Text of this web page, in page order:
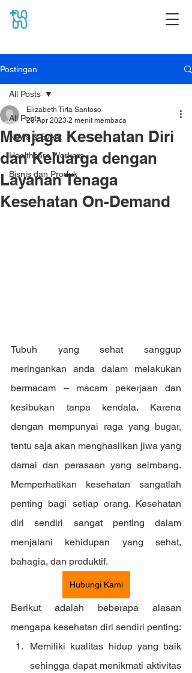
Postingan
All Posts
News & Event
Healthcare Workers
Bisnis dan Produk
All Posts
Menjaga Kesehatan Diri
dan Keluarga dengan
Layanan Tenaga
Kesehatan On-Demand
Elizabeth Tirta Santoso
20 Apr 2023 2 menit membaca
Tubuh yang sehat sanggup
meringankan anda dalam melakukan
bermacam – macam pekerjaan dan
kesibukan tanpa kendala. Karena
dengan mempunyai raga yang bugar,
tentu saja akan menghasilkan jiwa yang
damai dan perasaan yang seimbang.
Memperhatikan kesehatan sangatlah
penting bagi setiap orang. Kesehatan
diri sendiri sangat penting dalam
menjalani kehidupan yang sehat,
bahagia, dan produktif.
Hubungi Kami
Berikut adalah beberapa alasan
mengapa kesehatan diri sendiri penting:
Memiliki kualitas hidup yang baik
sehingga dapat menikmati aktivitas